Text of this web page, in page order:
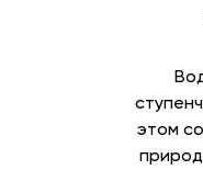
этом